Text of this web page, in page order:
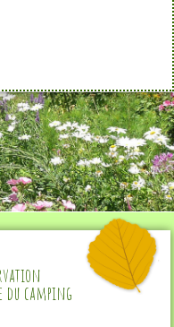
du camping